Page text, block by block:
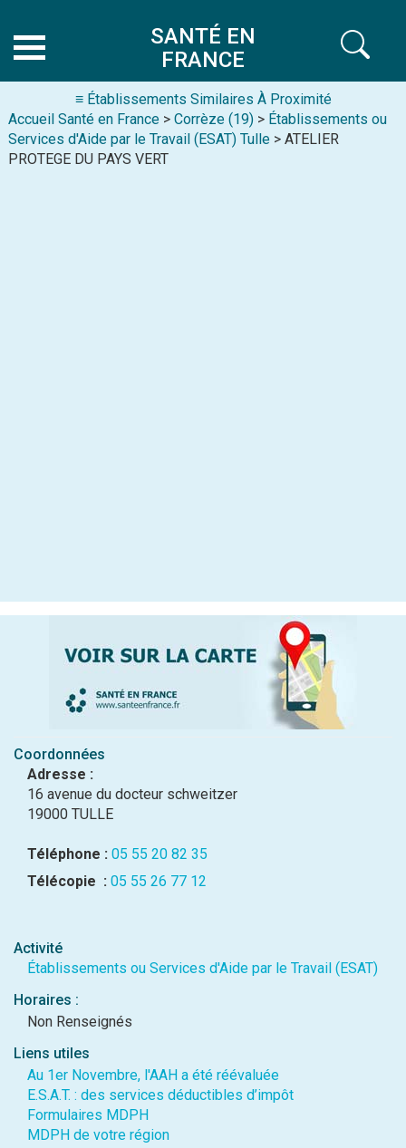
SANTÉ EN
FRANCE
≡ Établissements Similaires À Proximité
Accueil Santé en France > Corrèze (19) > Établissements ou
Services d'Aide par le Travail (ESAT) Tulle > ATELIER
PROTEGE DU PAYS VERT
Coordonnées
Adresse :
16 avenue du docteur schweitzer
19000 TULLE
Téléphone : 05 55 20 82 35
Télécopie : 05 55 26 77 12
Activité
Établissements ou Services d'Aide par le Travail (ESAT)
Horaires :
Non Renseignés
Liens utiles
Au 1er Novembre, l'AAH a été réévaluée
E.S.A.T. : des services déductibles d’impôt
Formulaires MDPH
MDPH de votre région